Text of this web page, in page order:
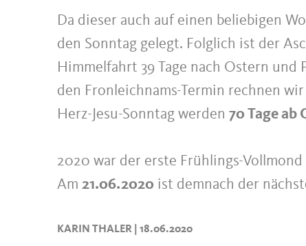
Da dieser auch auf einen beliebigen
den Sonntag gelegt. Folglich ist der
Himmelfahrt 39 Tage nach Ostern und
den Fronleichnams-Termin rechnen
Herz-Jesu-Sonntag werden70 Tage ab
2020 war der erste Frühlings-
Am21.06.2020 ist demnach der
KARIN THALER | 18.06.2020